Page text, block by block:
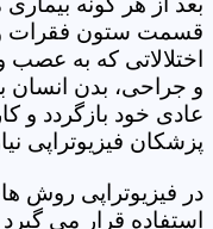
قسمت ستون فقرات
اختلالاتی که به
و جراحی، بدن انسان
عادی خود بازگردد و
پزشکان فیزیوتراپی
در فیزیوتراپی روش
استفاده قرار می